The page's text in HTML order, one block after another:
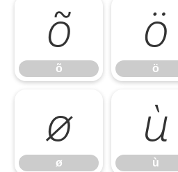
õ
õ
ö
ö
ø
ø
ù
ù